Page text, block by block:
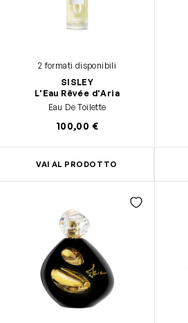
2 formati disponibili
SISLEY
L'Eau Rêvée d'Aria
Eau De Toilette
100,00 €
VAI AL PRODOTTO